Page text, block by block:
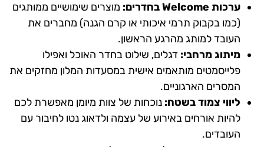
ערכות Welcome בחדרים:
מוצרים שימושיים ממותגים
(כמו בקבוק תרמי איכותי או קרם הגנה) מחברים את
העובד למותג מהרגע הראשון.
מיתוג מרחבי:דגלים, שילוט בחדר האוכל ואפילו
פלייסמטים מותאמים אישית במסעדות המלון מחזקים את
המסרים הארגוניים.
ליווי צמוד בשטח:נוכחות של צוות מיומן מאפשרת לכם
להיות אורחים באירוע של עצמה ולדאוג נטו לחיבור עם
העובדים.